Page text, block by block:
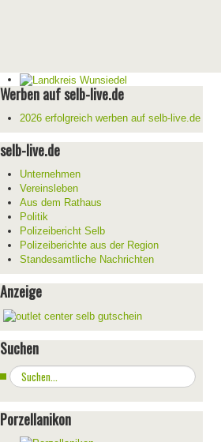
Werben auf selb-live.de
2026 erfolgreich werben auf selb-live.de
selb-live.de
Unternehmen
Vereinsleben
Aus dem Rathaus
Politik
Polizeibericht Selb
Polizeiberichte aus der Region
Standesamtliche Nachrichten
Anzeige
Suchen
Suchen
...
Porzellanikon